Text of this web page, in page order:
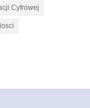
Cyfrowej